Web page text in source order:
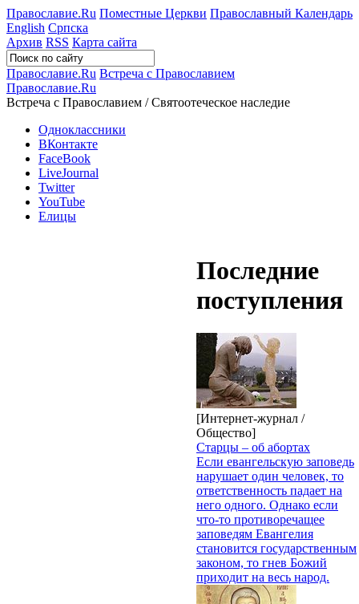
Православие.Ru Поместные Церкви Православный Календарь
English Српска
Архив RSS Карта сайта
Православие.Ru Встреча с Православием
Православие.Ru
Встреча с Православием / Святоотеческое наследие
Одноклассники
ВКонтакте
FaceBook
LiveJournal
Twitter
YouTube
Елицы
Последние
поступления
[Интернет-журнал /
Общество]
Старцы – об абортах
Если евангельскую заповедь
нарушает один человек, то
ответственность падает на
него одного. Однако если
что-то противоречащее
заповедям Евангелия
становится государственным
законом, то гнев Божий
приходит на весь народ.